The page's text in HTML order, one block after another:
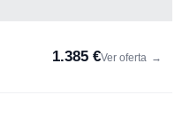
1.385 €Ver oferta →